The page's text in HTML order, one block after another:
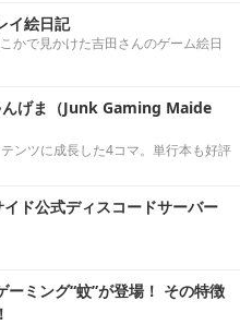
イ絵日記
かで見かけた吉田さんのゲーム絵日
んげま（Junk Gaming Maide
ンツに成長した4コマ。単行本も好評
ド公式ディスコードサーバー
ーミング“蚊”が登場！ その特徴